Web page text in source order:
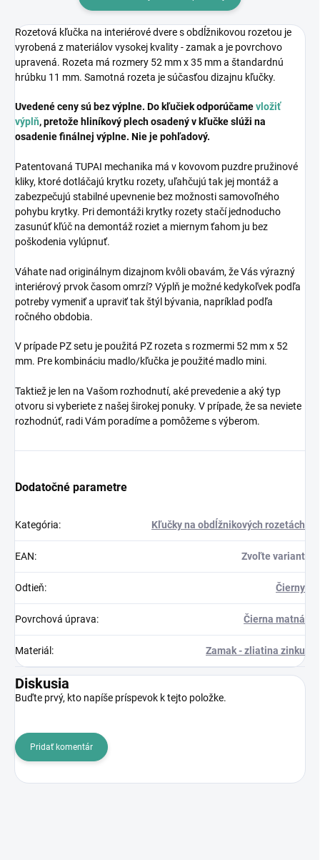
Rozetová kľučka na interiérové dvere s obdĺžnikovou rozetou je
vyrobená z materiálov vysokej kvality - zamak a je povrchovo
upravená. Rozeta má rozmery 52 mm x 35 mm a štandardnú
hrúbku 11 mm. Samotná rozeta je súčasťou dizajnu kľučky.
Uvedené ceny sú bez výplne. Do kľučiek odporúčamevložiť
výplň, pretože hliníkový plech osadený v kľučke slúži na
osadenie finálnej výplne. Nie je pohľadový.
Patentovaná TUPAI mechanika má v kovovom puzdre pružinové
kliky, ktoré dotláčajú krytku rozety, uľahčujú tak jej montáž a
zabezpečujú stabilné upevnenie bez možnosti samovoľného
pohybu krytky. Pri demontáži krytky rozety stačí jednoducho
zasunúť kľúč na demontáž roziet a miernym ťahom ju bez
poškodenia vylúpnuť.
Váhate nad originálnym dizajnom kvôli obavám, že Vás výrazný
interiérový prvok časom omrzí? Výplň je možné kedykoľvek podľa
potreby vymeniť a upraviť tak štýl bývania, napríklad podľa
ročného obdobia.
V prípade PZ setu je použitá PZ rozeta s rozmermi 52 mm x 52
mm. Pre kombináciu madlo/kľučka je použité madlo mini.
Taktiež je len na Vašom rozhodnutí, aké prevedenie a aký typ
otvoru si vyberiete z našej širokej ponuky. V prípade, že sa neviete
rozhodnúť, radi Vám poradíme a pomôžeme s výberom.
Dodatočné parametre
Kategória: Kľučky na obdĺžnikových rozetách
EAN: Zvoľte variant
Odtieň: Čierny
Povrchová úprava: Čierna matná
Materiál : Zamak - zliatina zinku
Diskusia
Buďte prvý, kto napíše príspevok k tejto položke.
Pridať komentár